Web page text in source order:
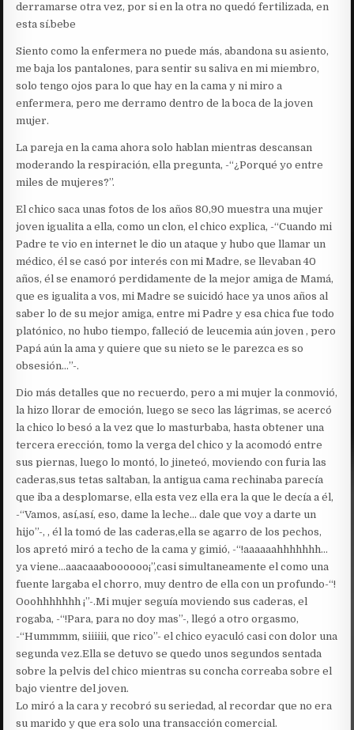
derramarse otra vez, por si en la otra no quedó fertilizada, en
esta sí.bebe
Siento como la enfermera no puede más, abandona su asiento,
me baja los pantalones, para sentir su saliva en mi miembro,
solo tengo ojos para lo que hay en la cama y ni miro a
enfermera, pero me derramo dentro de la boca de la joven
mujer.
La pareja en la cama ahora solo hablan mientras descansan
moderando la respiración, ella pregunta, -“¿Porqué yo entre
miles de mujeres?”.
El chico saca unas fotos de los años 80,90 muestra una mujer
joven igualita a ella, como un clon, el chico explica, -“Cuando mi
Padre te vio en internet le dio un ataque y hubo que llamar un
médico, él se casó por interés con mi Madre, se llevaban 40
años, él se enamoró perdidamente de la mejor amiga de Mamá,
que es igualita a vos, mi Madre se suicidó hace ya unos años al
saber lo de su mejor amiga, entre mi Padre y esa chica fue todo
platónico, no hubo tiempo, falleció de leucemia aún joven , pero
Papá aún la ama y quiere que su nieto se le parezca es so
obsesión…”-.
Dio más detalles que no recuerdo, pero a mi mujer la conmovió,
la hizo llorar de emoción, luego se seco las lágrimas, se acercó
la chico lo besó a la vez que lo masturbaba, hasta obtener una
tercera erección, tomo la verga del chico y la acomodó entre
sus piernas, luego lo montó, lo jineteó, moviendo con furia las
caderas,sus tetas saltaban, la antigua cama rechinaba parecía
que iba a desplomarse, ella esta vez ella era la que le decía a él,
-“Vamos, así,así, eso, dame la leche… dale que voy a darte un
hijo”-, , él la tomó de las caderas,ella se agarro de los pechos,
los apretó miró a techo de la cama y gimió, -“!aaaaaahhhhhhh…
ya viene…aaacaaaboooooo¡”,casi simultaneamente el como una
fuente largaba el chorro, muy dentro de ella con un profundo-“!
Ooohhhhhhh ¡”-.Mi mujer seguía moviendo sus caderas, el
rogaba, -“!Para, para no doy mas”-, llegó a otro orgasmo,
-“Hummmm, siiiiii, que rico”- el chico eyaculó casi con dolor una
segunda vez.Ella se detuvo se quedo unos segundos sentada
sobre la pelvis del chico mientras su concha correaba sobre el
bajo vientre del joven.
Lo miró a la cara y recobró su seriedad, al recordar que no era
su marido y que era solo una transacción comercial.